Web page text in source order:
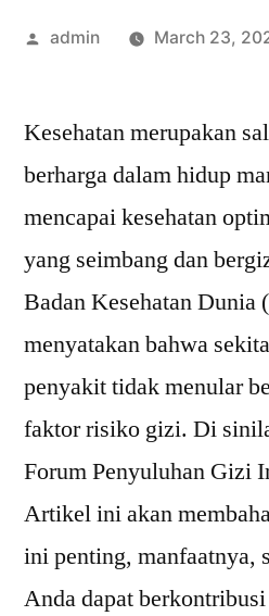
Posted
admin March 23,
Kesehatan merupakan
berharga dalam hidup
mencapai kesehatan
yang seimbang dan
Badan Kesehatan Dunia
menyatakan bahwa
penyakit tidak menular
faktor risiko gizi. Di
Forum Penyuluhan Gizi
Artikel ini akan
ini penting, manfaatnya,
Anda dapat